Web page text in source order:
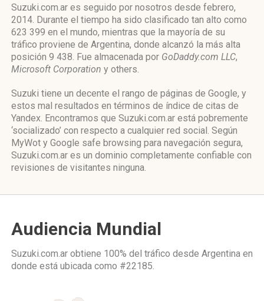
Suzuki.com.ar es seguido por nosotros desde febrero,
2014. Durante el tiempo ha sido clasificado tan alto como
623 399 en el mundo, mientras que la mayoría de su
tráfico proviene de Argentina, donde alcanzó la más alta
posición 9 438. Fue almacenada por GoDaddy.com LLC,
Microsoft Corporation y others.
Suzuki tiene un decente el rango de páginas de Google, y
estos mal resultados en términos de índice de citas de
Yandex. Encontramos que Suzuki.com.ar está pobremente
‘socializado’ con respecto a cualquier red social. Según
MyWot y Google safe browsing para navegación segura,
Suzuki.com.ar es un dominio completamente confiable con
revisiones de visitantes ninguna.
Audiencia Mundial
Suzuki.com.ar obtiene 100% del tráfico desde Argentina en
donde está ubicada como #22185.